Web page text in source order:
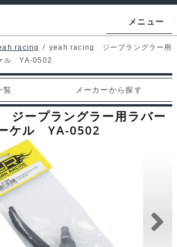
メニュー
racing / yeah racing ジープラングラー用
ル YA-0502
覧 メーカーから探す
ープラングラー用ラバー
ケル YA-0502